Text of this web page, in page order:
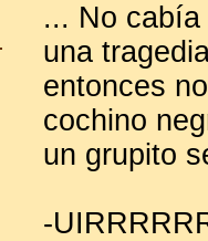
... No
una
entonces
cochino
un grupito
-